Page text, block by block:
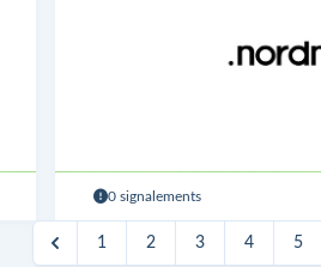
0 signalements
1 2 3 4 5